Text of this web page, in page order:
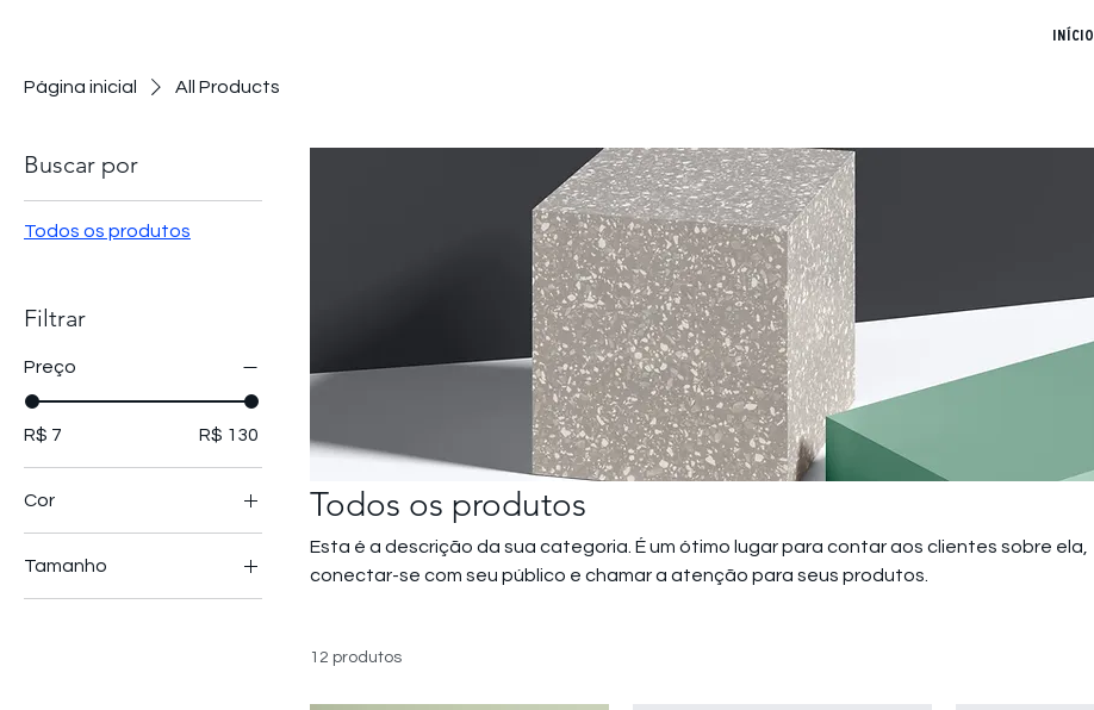
INÍCIO
Página inicial All Products
Buscar por
Todos os produtos
Filtrar
Preço
R$ 7 R$ 130
Cor
Tamanho
Todos os produtos
Esta é a descrição da sua categoria. É um ótimo lugar para contar aos clientes sobre ela,
conectar-se com seu público e chamar a atenção para seus produtos.
12 produtos